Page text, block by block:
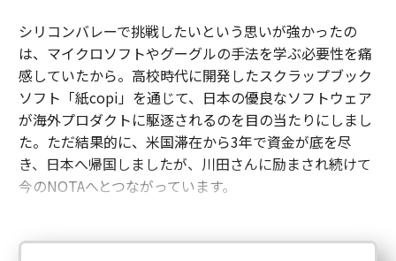
シリコンバレーで挑戦したいという思いが強かったの
は、マイクロソフトやグーグルの手法を学ぶ必要性を痛
感していたから。高校時代に開発したスクラップブック
ソフト「紙copi」を通じて、日本の優良なソフトウェア
が海外プロダクトに駆逐されるのを目の当たりにしまし
た。ただ結果的に、米国滞在から3年で資金が底を尽
き、日本へ帰国しましたが、川田さんに励まされ続けて
今のNOTAへとつながっています。